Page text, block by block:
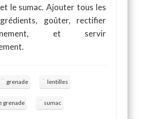
le sumac. Ajouter tous les
goûter, rectifier
et servir
grenade lentilles
grenade sumac